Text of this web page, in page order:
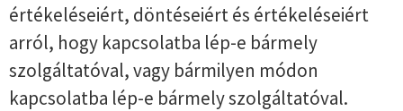
értékeléseiért, döntéseiért és értékeléseiért
arról, hogy kapcsolatba lép-e bármely
szolgáltatóval, vagy bármilyen módon
kapcsolatba lép-e bármely szolgáltatóval.